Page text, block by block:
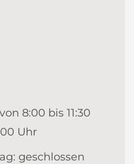
8:00 bis 11:30
Uhr
geschlossen